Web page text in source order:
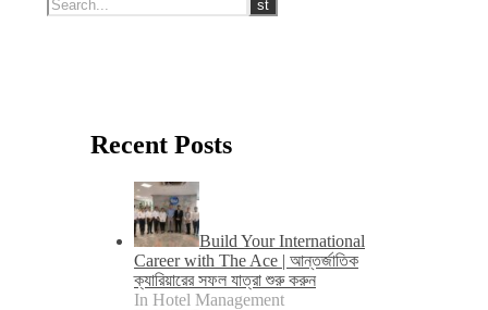
Recent Posts
Build Your International
Career with The Ace | আন্তর্জাতিক
ক্যারিয়ারের সফল যাত্রা শুরু করুন
In Hotel Management